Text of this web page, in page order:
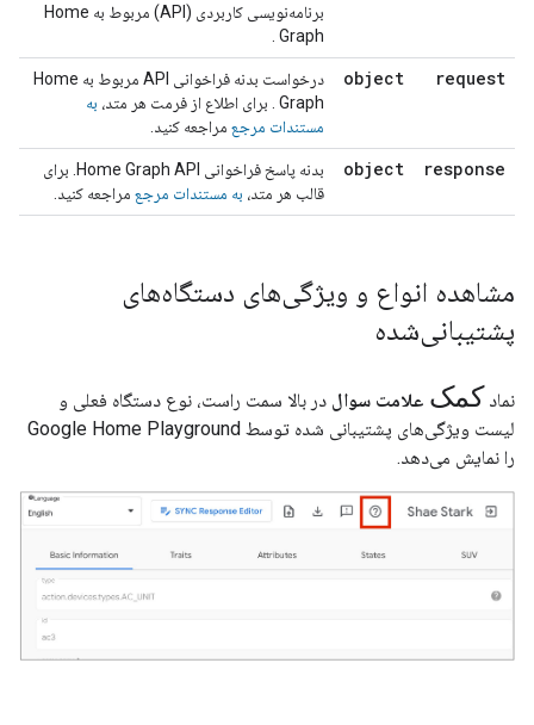
برنامه‌نویسی کاربردی (API) مربوط به
Home
Graph
request
object درخواست بدنه فراخوانی API مربوط به
Home
Graph . برای اطلاع از فرمت هر متد، به
مستندات مرجع مراجعه کنید.
response
object بدنه پاسخ فراخوانی Home Graph API. برای
قالب هر متد، به مستندات مرجع مراجعه کنید.
مشاهده انواع و ویژگی‌های دستگاه‌های
پشتیبانی‌شده
نماد کمک علامت سوال در بالا سمت راست، نوع دستگاه فعلی و
لیست ویژگی‌های پشتیبانی شده توسط Google Home Playground
را نمایش می‌دهد.